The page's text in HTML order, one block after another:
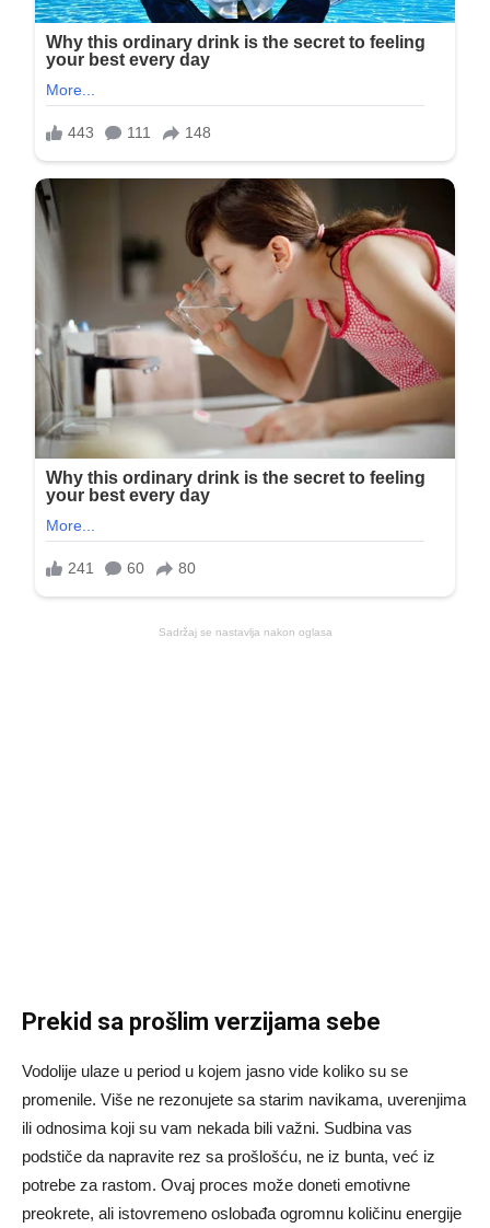
Sadržaj se nastavlja nakon oglasa
Prekid sa prošlim verzijama sebe
Vodolije ulaze u period u kojem jasno vide koliko su se
promenile. Više ne rezonujete sa starim navikama, uverenjima
ili odnosima koji su vam nekada bili važni. Sudbina vas
podstiče da napravite rez sa prošlošću, ne iz bunta, već iz
potrebe za rastom. Ovaj proces može doneti emotivne
preokrete, ali istovremeno oslobađa ogromnu količinu energije